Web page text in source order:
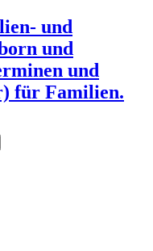
und
und
und
für Familien.